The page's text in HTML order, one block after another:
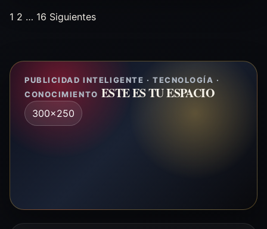
Paginación
entradas
1 2 … 16 Siguientes
PUBLICIDAD INTELIGENTE · TECNOLOGÍA ·
CONOCIMIENTO ESTE ES TU ESPACIO
300x250